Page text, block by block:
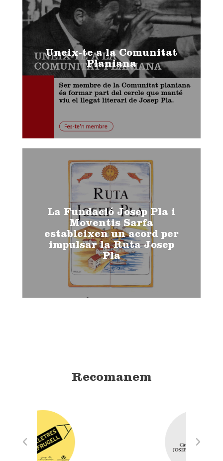
Uneix-te a la Comunitat
Planiana
La Fundació Josep Pla i
Moventis Sarfa
estableixen un acord per
impulsar la Ruta Josep
Pla
Recomanem